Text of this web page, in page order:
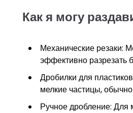
Как я могу
Механические резаки:
эффективно разрезать
Дробилки для
мелкие частицы,
Ручное дробление: Для